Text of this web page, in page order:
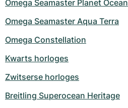
Omega Seamaster Planet Ocean
Omega Seamaster Aqua Terra
Omega Constellation
Kwarts horloges
Zwitserse horloges
Breitling Superocean Heritage